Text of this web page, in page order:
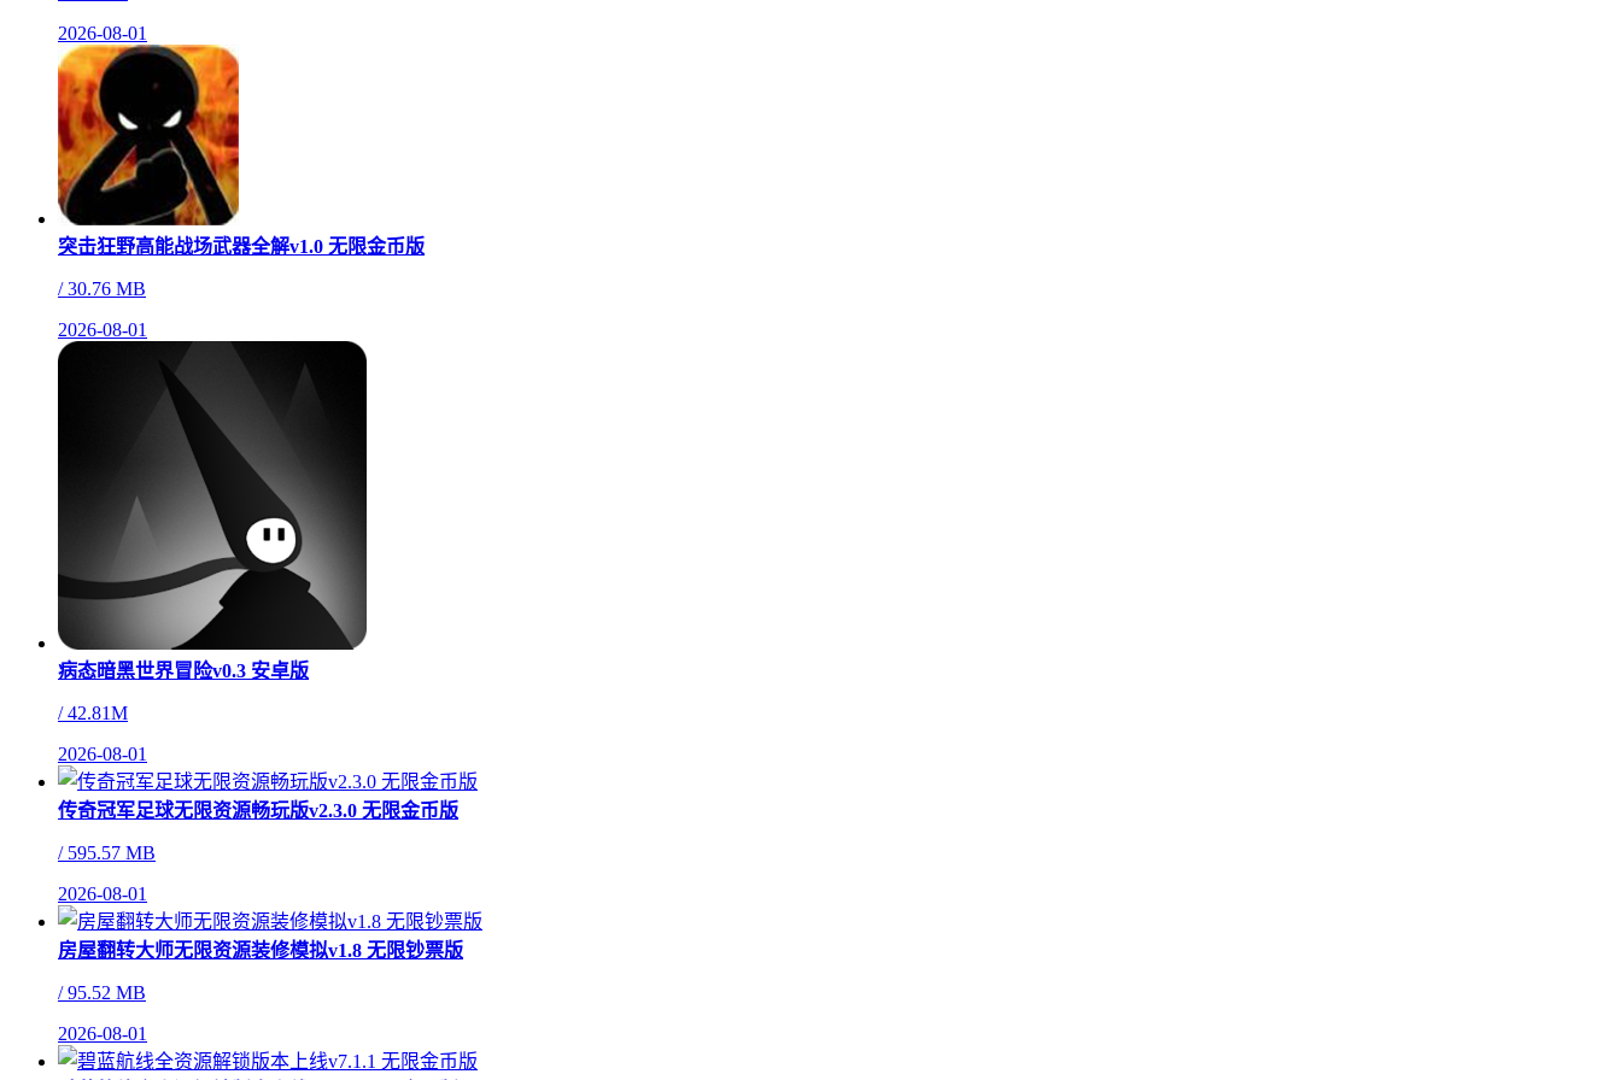
2026-08-01
突击狂野高能战场武器全解v1.0 无限金币版
/30.76 MB
2026-08-01
病态暗黑世界冒险v0.3 安卓版
/42.81M
2026-08-01
传奇冠军足球无限资源畅玩版v2.3.0 无限金币版
/595.57 MB
2026-08-01
房屋翻转大师无限资源装修模拟v1.8 无限钞票版
/95.52 MB
2026-08-01